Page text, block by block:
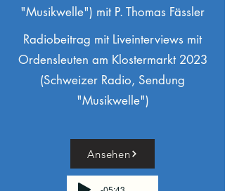
"Musikwelle") mit P. Thomas Fässler
Radiobeitrag mit Liveinterviews mit
Ordensleuten am Klostermarkt 2023
(Schweizer Radio, Sendung
"Musikwelle")
Ansehen